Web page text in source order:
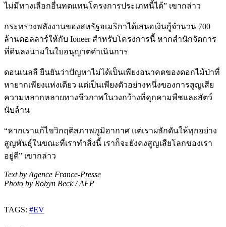
ไม่มีทางเลือกอื่นทดแทนโครงการประเภทนี้ได้” เขากล่าว
กระทรวงพลังงานของสหรัฐอเมริกาได้เสนอเงินกู้จำนวน 700
ล้านดอลลาร์ให้กับ Ioneer สำหรับโครงการนี้ หากสำนักจัดการ
ที่ดินลงนามในใบอนุญาตดำเนินการ
ดอนเนลลี ยืนยันว่าปัญหาไม่ได้เป็นเพียงอนาคตของดอกไม้ป่าที่
หายากเพียงแห่งเดียว แต่เป็นเพียงตัวอย่างหนึ่งของการสูญเสีย
ความหลากหลายทางชีวภาพในวงกว้างที่คุกคามพืชและสัตว์
นับล้าน
“หากเราแก้ไขวิกฤติสภาพภูมิอากาศ แต่เราผลักดันให้ทุกอย่าง
สูญพันธุ์ในขณะที่เราทำสิ่งนี้ เราก็จะยังคงสูญเสียโลกของเรา
อยู่ดี” เขากล่าว
Text by Agence France-Presse
Photo by Robyn Beck / AFP
TAGS: #EV